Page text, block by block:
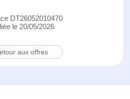
DT26052010470
le 20/05/2026
aux offres